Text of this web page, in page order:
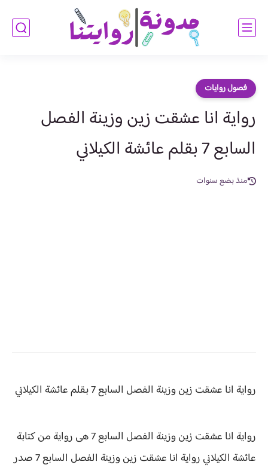
فصول روايات
رواية انا عشقت زين وزينة الفصل
السابع 7 بقلم عائشة الكيلاني
منذ بضع سنوات
رواية انا عشقت زين وزينة الفصل السابع 7 بقلم عائشة الكيلاني
رواية انا عشقت زين وزينة الفصل السابع 7 هى رواية من كتابة
عائشة الكيلاني رواية
انا عشقت زين وزينة الفصل السابع 7 صدر